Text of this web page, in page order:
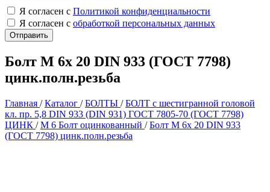
Я согласен с Политикой конфиденциальности
Я согласен с обработкой персональных данных
Болт М 6х 20 DIN 933 (ГОСТ 7798)
цинк.полн.резьба
Главная /Каталог /БОЛТЫ /БОЛТ с шестигранной головой
кл. пр. 5,8 DIN 933 (DIN 931) ГОСТ 7805-70 (ГОСТ 7798)
ЦИНК /М 6 Болт оцинкованный /Болт М 6х 20 DIN 933
(ГОСТ 7798) цинк.полн.резьба